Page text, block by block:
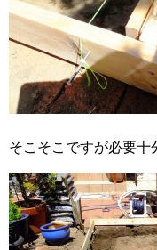
そこそこですが必要十